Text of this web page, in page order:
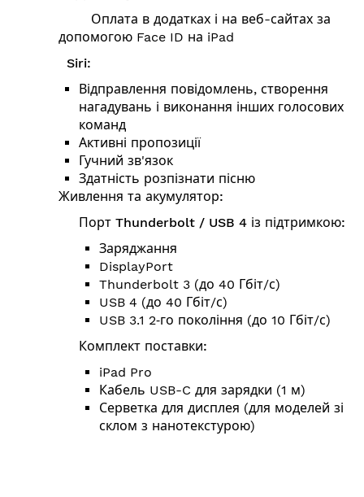
Оплата в додатках і на веб-сайтах за
допомогою Face ID на iPad
Siri:
Відправлення повідомлень, створення
нагадувань і виконання інших голосових
команд
Активні пропозиції
Гучний зв'язок
Здатність розпізнати пісню
Живлення та акумулятор:
Порт Thunderbolt / USB 4 із підтримкою:
Заряджання
DisplayPort
Thunderbolt 3 (до 40 Гбіт/с)
USB 4 (до 40 Гбіт/с)
USB 3.1 2‑го покоління (до 10 Гбіт/с)
Комплект поставки:
iPad Pro
Кабель USB-C для зарядки (1 м)
Серветка для дисплея (для моделей зі
склом з нанотекстурою)